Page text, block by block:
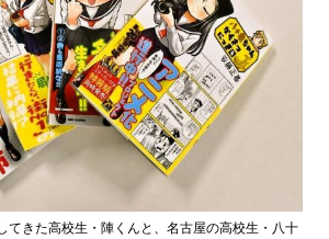
てきた高校生・陣くんと、名古屋の高校生・八十